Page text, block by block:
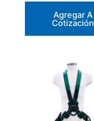
Agregar A
Cotización